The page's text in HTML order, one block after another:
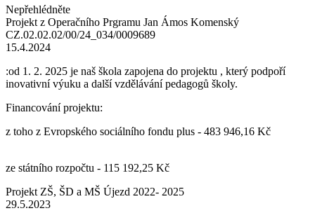
Nepřehlédněte
Projekt z Operačního Prgramu Jan Ámos Komenský
CZ.02.02.02/00/24_034/0009689
15.4.2024
:od 1. 2. 2025 je naš škola zapojena do projektu , který podpoří
inovativní výuku a další vzdělávání pedagogů školy.
Financování projektu:
z toho z Evropského sociálního fondu plus - 483 946,16 Kč
ze státního rozpočtu - 115 192,25 Kč
Projekt ZŠ, ŠD a MŠ Újezd 2022- 2025
29.5.2023